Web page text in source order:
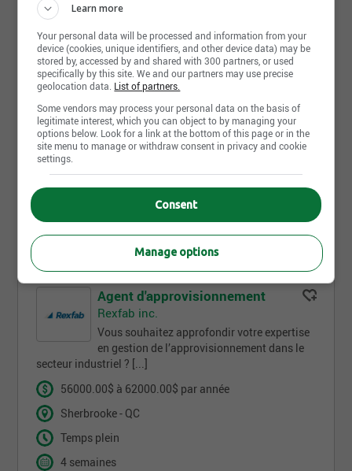
Envoyer ma réponse
Agent d'intervention
Réseau des CAVAC
AGENT.E D’INTERVENTION (contrat 1 an
avec possibilité de prolongation) CAVAC de
l'Abitibi-Témiscamingue (Val-d'Or) Sous [...]
31.74$ à 45.93$ par heure
Temps plein
Agent d'approvisionnement
Rexfab inc.
Vous souhaitez approfondir votre expertise
en gestion de l’approvisionnement dans le
secteur industriel ? [...]
56000.00$ à 62000.00$ par année
Sherbrooke - QC
Temps plein
4 semaines
Learn more
Your personal data will be processed and information from your
device (cookies, unique identifiers, and other device data) may be
stored by, accessed by and shared with 300 partners, or used
specifically by this site. We and our partners may use precise
geolocation data. List of partners.
Some vendors may process your personal data on the basis of
legitimate interest, which you can object to by managing your
options below. Look for a link at the bottom of this page or in the
site menu to manage or withdraw consent in privacy and cookie
settings.
Consent
Manage options